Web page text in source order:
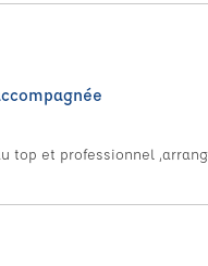
top et professionnel